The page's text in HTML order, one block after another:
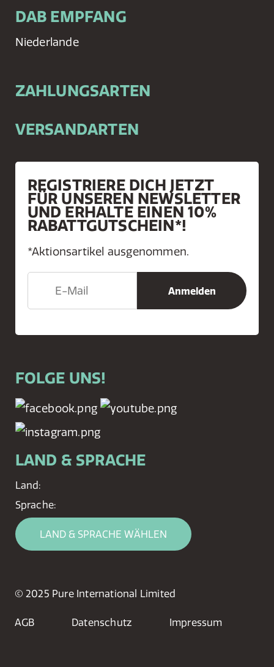
DAB EMPFANG
Niederlande
ZAHLUNGSARTEN
VERSANDARTEN
REGISTRIERE DICH JETZT
FÜR UNSEREN NEWSLETTER
UND ERHALTE EINEN 10%
RABATTGUTSCHEIN*!
*Aktionsartikel ausgenommen.
FOLGE UNS!
LAND & SPRACHE
Land:
Sprache:
LAND & SPRACHE WÄHLEN
© 2025 Pure International Limited
AGB Datenschutz Impressum